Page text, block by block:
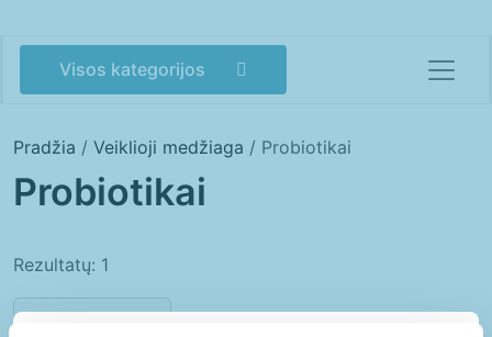
Visos kategorijos
Akims
Energijai Grožiui
Pradžia / Veiklioji medžiaga / Probiotikai
Probiotikai
Rezultatų: 1